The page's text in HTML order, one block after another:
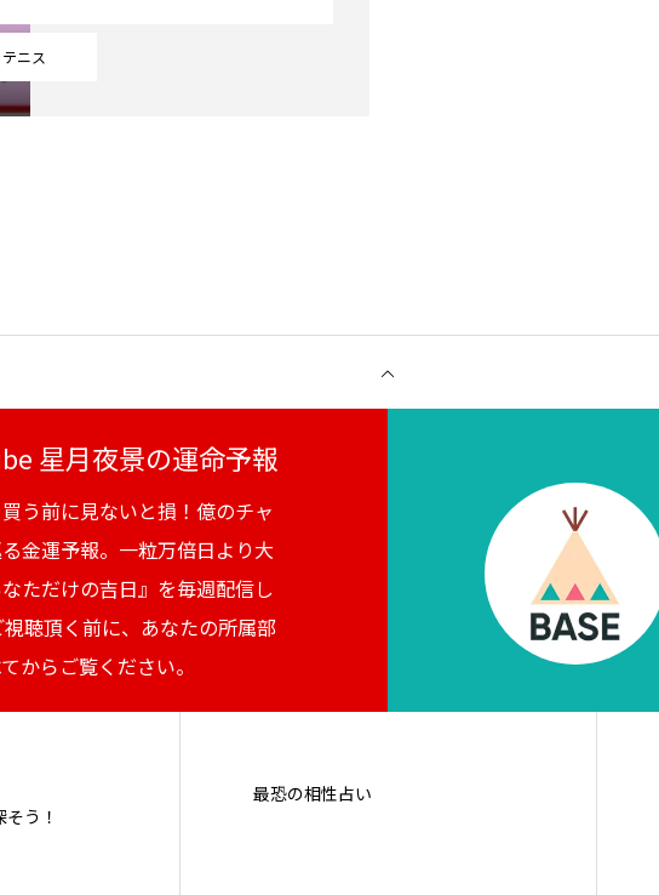
テニス
星月夜景の運命予報
う前に見ないと損！億のチャ
金運予報。一粒万倍日より大
ただけの吉日』を毎週配信し
視聴頂く前に、あなたの所属部
からご覧ください。
う！
最恐の相性占い